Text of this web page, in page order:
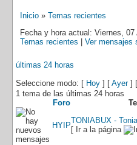
Inicio » Temas recientes
Fecha y hora actual: Viernes, 07
Temas recientes
Ver mensajes
últimas 24 horas
Seleccione modo: [ Hoy ] [ Ayer] [
1 tema de las últimas 24 horas
Foro
HYIP
TONIABUX -
[ Ir a la página